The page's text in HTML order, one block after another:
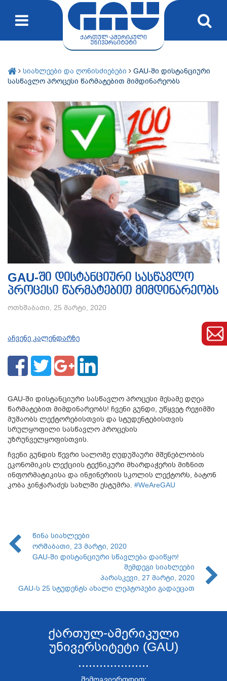
სიახლეები და ღონისძიებები
GAU-ში დისტანციური
სასწავლო პროცესი წარმატებით მიმდინარეობს
GAU-ში დისტანციური სასწავლო
პროცესი წარმატებით მიმდინარეობს
ოთხშაბათი, 25 მარტი, 2020
აჩვენე კალენდარზე
GAU-ში დისტანციური სასწავლო პროცესი მესამე დღეა
წარმატებით მიმდინარეობს! ჩვენი გუნდი, უწყვეტ რეჟიმში
მუშაობს ლექტორებისთვის და სტუდენტებისთვის
სრულყოფილი სასწავლო პროცესის
უზრუნველყოფისთვის.
ჩვენი გუნდის წევრი სალომე ღუდუშაური მშენებლობის
ეკონომიკის ლექციის ტექნიკური მხარდაჭერის მიზნით
ინფორმატიკისა და ინჟინერიის სკოლის ლექტორს, ბატონ
კობა ჯინჭარაძეს სახლში ესტუმრა. #WeAreGAU
წინა სიახლეები
ორშაბათი, 23 მარტი, 2020
GAU-ში დისტანციური სწავლება დაიწყო!
შემდეგი სიახლეები
პარასკევი, 27 მარტი, 2020
GAU-ს 25 სტუდენტს ახალი ლეპტოპები გადაეცათ
ქართულ-ამერიკული
უნივერსიტეტი (GAU)
....................
შემოგვიერთდით: